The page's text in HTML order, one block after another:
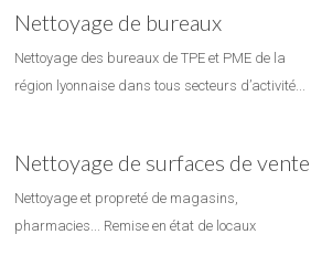
Nettoyage de bureaux
Nettoyage des bureaux de TPE et PME de la
région lyonnaise dans tous secteurs d’activité...
Nettoyage de surfaces de vente
Nettoyage et propreté de magasins,
pharmacies... Remise en état de locaux